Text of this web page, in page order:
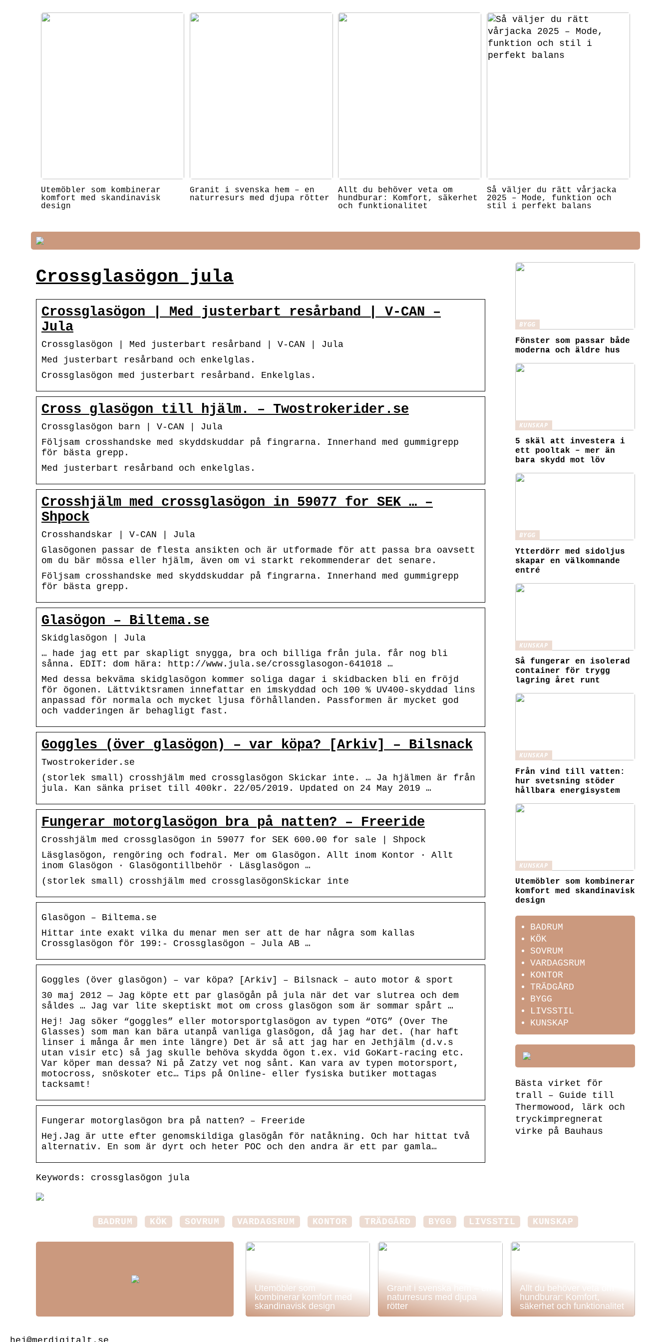
Utemöbler som kombinerar
komfort med skandinavisk
design
Granit i svenska hem – en
naturresurs med djupa rötter
Allt du behöver veta om
hundburar: Komfort, säkerhet
och funktionalitet
Så väljer du rätt vårjacka
2025 – Mode, funktion och
stil i perfekt balans
Crossglasögon jula
Crossglasögon | Med justerbart resårband | V-CAN –
Jula
Crossglasögon | Med justerbart resårband | V-CAN | Jula
Med justerbart resårband och enkelglas.
Crossglasögon med justerbart resårband. Enkelglas.
Cross glasögon till hjälm. – Twostrokerider.se
Crossglasögon barn | V-CAN | Jula
Följsam crosshandske med skyddskuddar på fingrarna. Innerhand med gummigrepp
för bästa grepp.
Med justerbart resårband och enkelglas.
Crosshjälm med crossglasögon in 59077 for SEK … –
Shpock
Crosshandskar | V-CAN | Jula
Glasögonen passar de flesta ansikten och är utformade för att passa bra oavsett
om du bär mössa eller hjälm, även om vi starkt rekommenderar det senare.
Följsam crosshandske med skyddskuddar på fingrarna. Innerhand med gummigrepp
för bästa grepp.
Glasögon – Biltema.se
Skidglasögon | Jula
… hade jag ett par skapligt snygga, bra och billiga från jula. får nog bli
sånna. EDIT: dom hära: http://www.jula.se/crossglasogon-641018 …
Med dessa bekväma skidglasögon kommer soliga dagar i skidbacken bli en fröjd
för ögonen. Lättviktsramen innefattar en imskyddad och 100 % UV400-skyddad lins
anpassad för normala och mycket ljusa förhållanden. Passformen är mycket god
och vadderingen är behagligt fast.
Goggles (över glasögon) – var köpa? [Arkiv] – Bilsnack
Twostrokerider.se
(storlek small) crosshjälm med crossglasögon Skickar inte. … Ja hjälmen är från
jula. Kan sänka priset till 400kr. 22/05/2019. Updated on 24 May 2019 …
Fungerar motorglasögon bra på natten? – Freeride
Crosshjälm med crossglasögon in 59077 for SEK 600.00 for sale | Shpock
Läsglasögon, rengöring och fodral. Mer om Glasögon. Allt inom Kontor · Allt
inom Glasögon · Glasögontillbehör · Läsglasögon …
(storlek small) crosshjälm med crossglasögonSkickar inte
Glasögon – Biltema.se
Hittar inte exakt vilka du menar men ser att de har några som kallas
Crossglasögon för 199:- Crossglasögon – Jula AB …
Goggles (över glasögon) – var köpa? [Arkiv] – Bilsnack – auto motor & sport
30 maj 2012 — Jag köpte ett par glasögån på jula när det var slutrea och dem
såldes … Jag var lite skeptiskt mot om cross glasögon som är sommar spårt …
Hej! Jag söker “goggles” eller motorsportglasögon av typen “OTG” (Over The
Glasses) som man kan bära utanpå vanliga glasögon, då jag har det. (har haft
linser i många år men inte längre) Det är så att jag har en Jethjälm (d.v.s
utan visir etc) så jag skulle behöva skydda ögon t.ex. vid GoKart-racing etc.
Var köper man dessa? Ni på Zatzy vet nog sånt. Kan vara av typen motorsport,
motocross, snöskoter etc… Tips på Online- eller fysiska butiker mottagas
tacksamt!
Fungerar motorglasögon bra på natten? – Freeride
Hej.Jag är utte efter genomskildiga glasögån för natåkning. Och har hittat två
alternativ. En som är dyrt och heter POC och den andra är ett par gamla…
Keywords: crossglasögon jula
BYGG
Fönster som passar både
moderna och äldre hus
KUNSKAP
5 skäl att investera i
ett pooltak – mer än
bara skydd mot löv
BYGG
Ytterdörr med sidoljus
skapar en välkomnande
entré
KUNSKAP
Så fungerar en isolerad
container för trygg
lagring året runt
KUNSKAP
Från vind till vatten:
hur svetsning stöder
hållbara energisystem
KUNSKAP
Utemöbler som kombinerar
komfort med skandinavisk
design
BADRUM
KÖK
SOVRUM
VARDAGSRUM
KONTOR
TRÄDGÅRD
BYGG
LIVSSTIL
KUNSKAP
Bästa virket för
trall – Guide till
Thermowood, lärk och
tryckimpregnerat
virke på Bauhaus
BADRUM KÖK SOVRUM VARDAGSRUM KONTOR TRÄDGÅRD BYGG LIVSSTIL KUNSKAP
Utemöbler som
kombinerar komfort med
skandinavisk design
Granit i svenska hem – en
naturresurs med djupa
rötter
Allt du behöver veta om
hundburar: Komfort,
säkerhet och funktionalitet